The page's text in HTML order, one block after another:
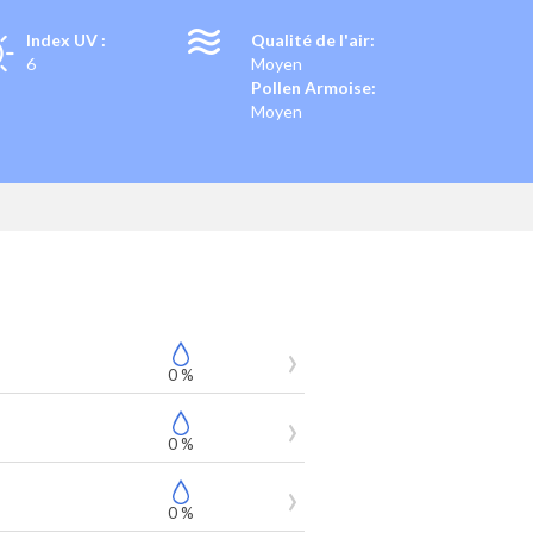
Index UV :
6
Qualité de l'air:
Moyen
Pollen Armoise:
Moyen
0 %
0 %
0 %